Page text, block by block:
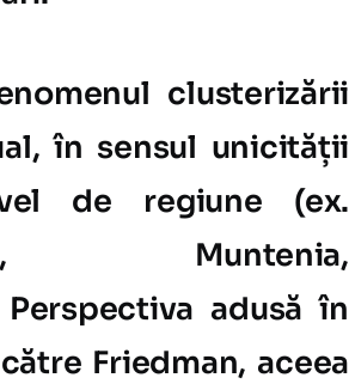
clusterizării
în sensul unicității
de regiune (ex.
Muntenia,
adusă în
Friedman, aceea